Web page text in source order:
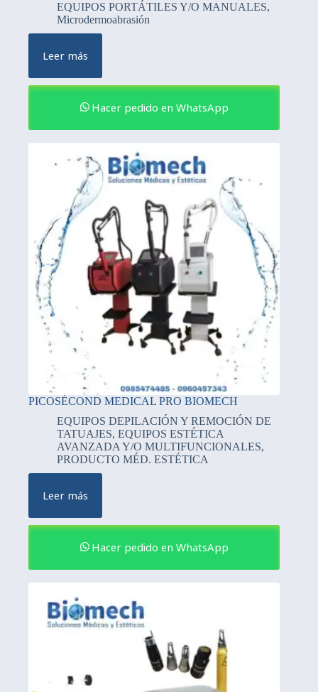
EQUIPOS PORTÁTILES Y/O MANUALES,
Microdermoabrasión
Leer más
Hacer pedido en WhatsApp
PICOSÉCOND MEDICAL PRO BIOMECH
EQUIPOS DEPILACIÓN Y REMOCIÓN DE
TATUAJES, EQUIPOS ESTÉTICA
AVANZADA Y/O MULTIFUNCIONALES,
PRODUCTO MÉD. ESTÉTICA
Leer más
Hacer pedido en WhatsApp